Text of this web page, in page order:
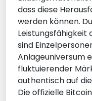
dass diese
werden können.
sind
Anlageuniversum
fluktuierender
authentisch auf
Die offizielle